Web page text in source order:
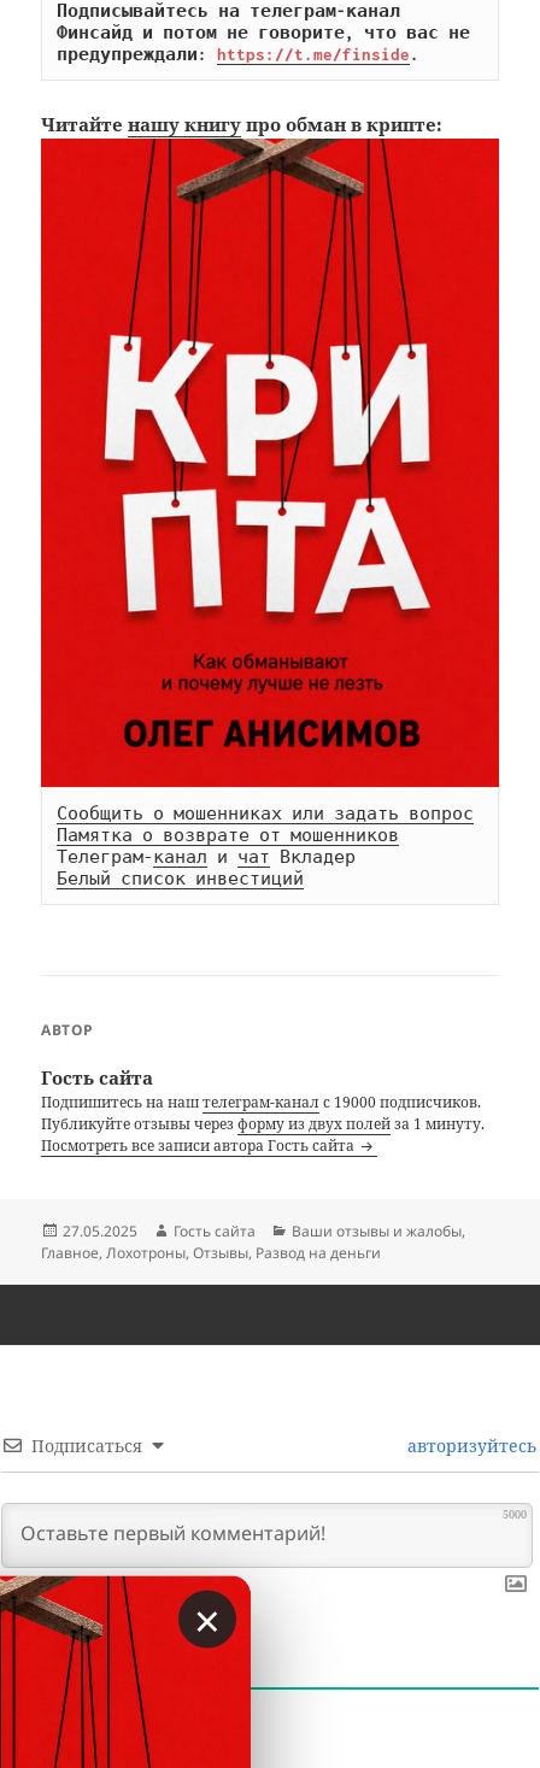
Подписывайтесь на телеграм-канал
Финсайд и потом не говорите, что вас не
предупреждали: https://t.me/finside.
Читайтенашу книгу про обман в крипте:
Сообщить о мошенниках или задать вопрос
Памятка о возврате от мошенников
Телеграм-канал и чат
Белый список инвестиций
АВТОР
Гость сайта
Подпишитесь на наштелеграм-каналс 19000 подписчиков.
Публикуйте отзывы черезформу из двух полейза 1 минуту.
Посмотреть все записи автора Гость сайта
Опубликовано
27.05.2025 Автор
Гость сайта Рубрики
Ваши отзывы и жалобы,
Главное,Лохотроны,Отзывы, Развод на деньги
Подписаться авторизуйтесь
5000
КОММЕНТАРИИ
×